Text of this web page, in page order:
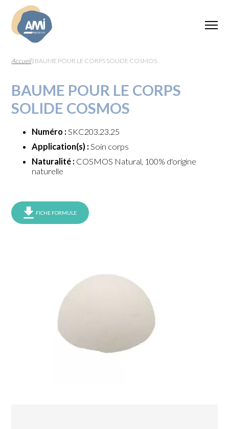
Accueil| BAUME POUR LE CORPS SOLIDE COSMOS
BAUME POUR LE CORPS
SOLIDE COSMOS
Numéro : SKC203.23.25
Application(s) : Soin corps
Naturalité : COSMOS Natural, 100% d'origine
naturelle
FICHE FORMULE